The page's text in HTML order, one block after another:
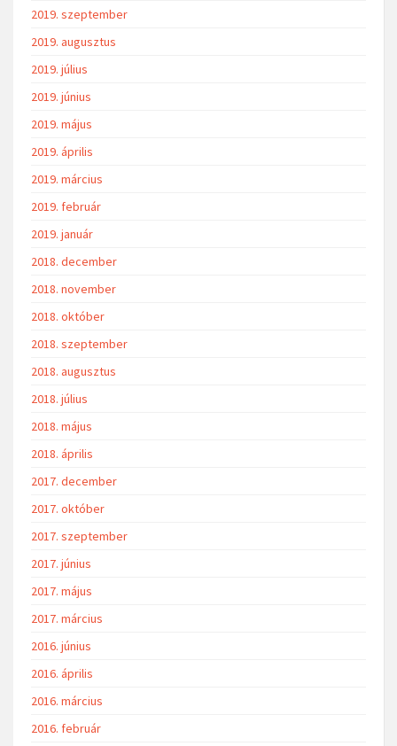
2019. szeptember
2019. augusztus
2019. július
2019. június
2019. május
2019. április
2019. március
2019. február
2019. január
2018. december
2018. november
2018. október
2018. szeptember
2018. augusztus
2018. július
2018. május
2018. április
2017. december
2017. október
2017. szeptember
2017. június
2017. május
2017. március
2016. június
2016. április
2016. március
2016. február